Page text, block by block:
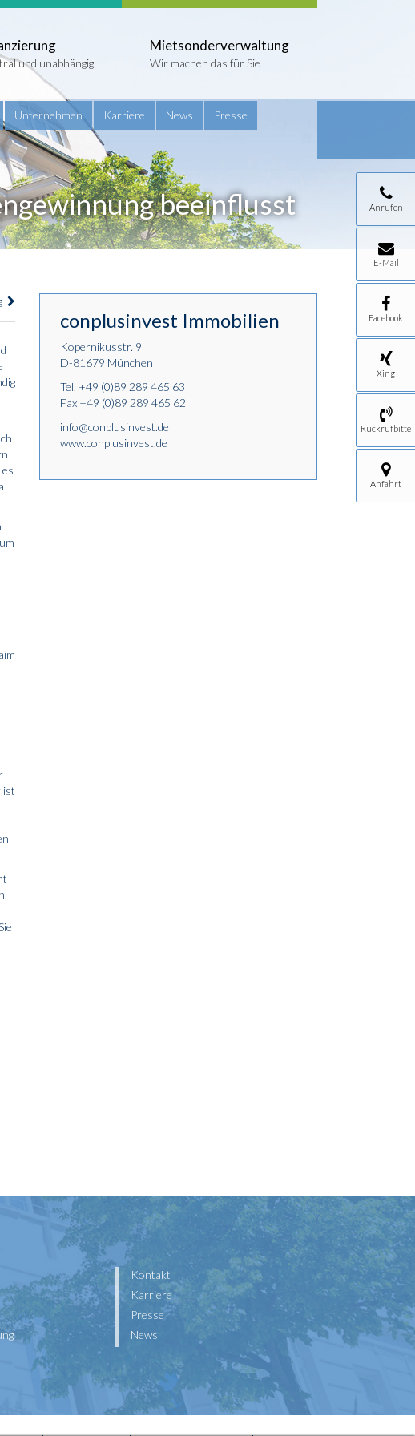
und unabhängig
Mietsonderverwaltung
Wir machen das für Sie
Unternehmen Karriere News Presse
beeinflusst Anrufen
E-Mail
Facebook
Xing
Rückrufbitte
Anfahrt
ist
conplusinvest Immobilien
Kopernikusstr. 9
D-81679 München
Tel. +49 (0)89 289 465 63
Fax +49 (0)89 289 465 62
info@conplusinvest.de
www.conplusinvest.de
Kontakt
Karriere
Presse
News